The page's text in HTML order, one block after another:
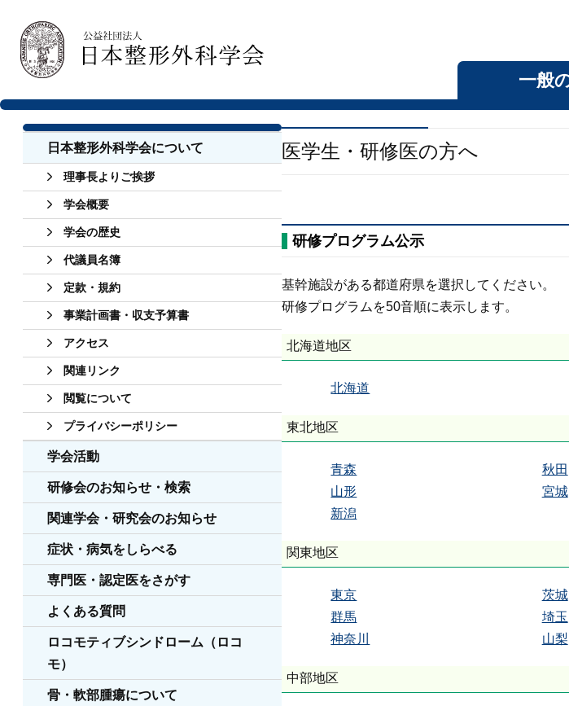
日本整形外科学会について
理事長よりご挨拶
学会概要
学会の歴史
代議員名簿
定款・規約
事業計画書・収支予算書
アクセス
関連リンク
閲覧について
プライバシーポリシー
学会活動
研修会のお知らせ・検索
関連学会・研究会のお知らせ
症状・病気をしらべる
専門医・認定医をさがす
よくある質問
ロコモティブシンドローム（ロコ
モ）
骨・軟部腫瘍について
医学生・研修医の方へ
研修プログラム公示
基幹施設がある都道府県を選択してください。
研修プログラムを50音順に表示します。
北海道地区
北海道
東北地区
青森 秋田
山形
宮城
新潟
関東地区
東京 茨城
群馬
埼玉
神奈川
山梨
中部地区